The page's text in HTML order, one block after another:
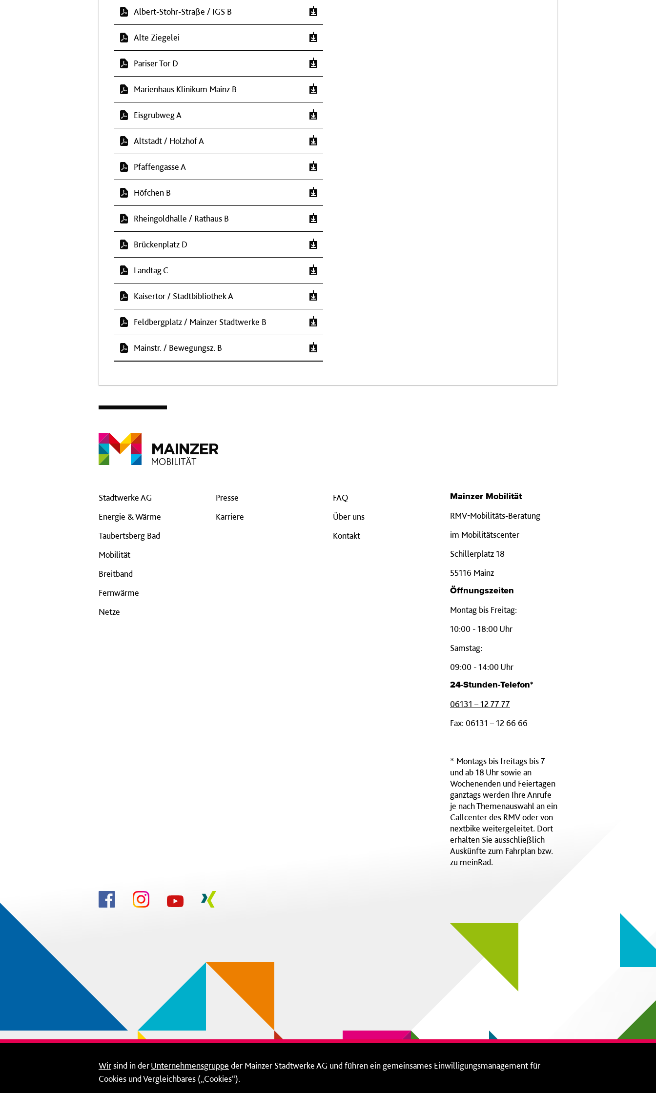
Albert-Stohr-Straße / IGS B
Alte Ziegelei
Pariser Tor D
Marienhaus Klinikum Mainz B
Eisgrubweg A
Altstadt / Holzhof A
Pfaffengasse A
Höfchen B
Rheingoldhalle / Rathaus B
Brückenplatz D
Landtag C
Kaisertor / Stadtbibliothek A
Feldbergplatz / Mainzer Stadtwerke B
Mainstr. / Bewegungsz. B
Stadtwerke AG
Energie & Wärme
Taubertsberg Bad
Mobilität
Breitband
Fernwärme
Netze
Presse
Karriere
FAQ
Über uns
Kontakt
Mainzer Mobilität
RMV-Mobilitäts-Beratung
im Mobilitätscenter
Schillerplatz 18
55116 Mainz
Öffnungszeiten
Montag bis Freitag:
10:00 - 18:00 Uhr
Samstag:
09:00 - 14:00 Uhr
24-Stunden-Telefon*
06131 – 12 77 77
Fax: 06131 – 12 66 66
* Montags bis freitags bis 7
und ab 18 Uhr sowie an
Wochenenden und Feiertagen
ganztags werden Ihre Anrufe
je nach Themenauswahl an ein
Callcenter des RMV oder von
nextbike weitergeleitet. Dort
erhalten Sie ausschließlich
Auskünfte zum Fahrplan bzw.
zu meinRad.
Wirsind in derUnternehmensgruppe der Mainzer Stadtwerke AG und führen ein gemeinsames Einwilligungsmanagement für
Cookies und Vergleichbares („Cookies“).